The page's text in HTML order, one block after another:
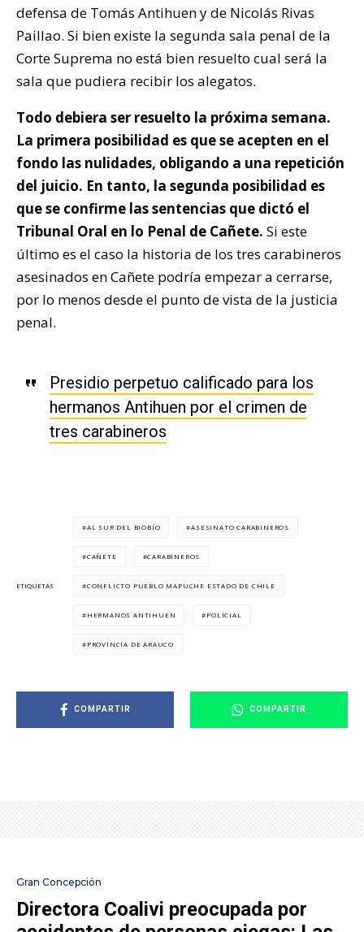
defensa de Tomás Antihuen y de Nicolás Rivas
Paillao. Si bien existe la segunda sala penal de la
Corte Suprema no está bien resuelto cual será la
sala que pudiera recibir los alegatos.
Todo debiera ser resuelto la próxima semana.
La primera posibilidad es que se acepten en el
fondo las nulidades, obligando a una repetición
del juicio. En tanto, la segunda posibilidad es
que se confirme las sentencias que dictó el
Tribunal Oral en lo Penal de Cañete. Si este
último es el caso la historia de los tres carabineros
asesinados en Cañete podría empezar a cerrarse,
por lo menos desde el punto de vista de la justicia
penal.
Presidio perpetuo calificado para los
hermanos Antihuen por el crimen de
tres carabineros
ETIQUETAS
AL SUR DEL BIOBÍO ASESINATO CARABINEROS
CAÑETE CARABINEROS
CONFLICTO PUEBLO MAPUCHE ESTADO DE CHILE
HERMANOS ANTIHUEN POLICIAL
PROVINCIA DE ARAUCO
COMPARTIR COMPARTIR
Gran Concepción
Directora Coalivi preocupada por